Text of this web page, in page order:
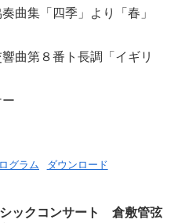
集「四季」より「春」
第８番ト長調「イギリ
グラム ダウンロード
ックコンサート 倉敷管弦